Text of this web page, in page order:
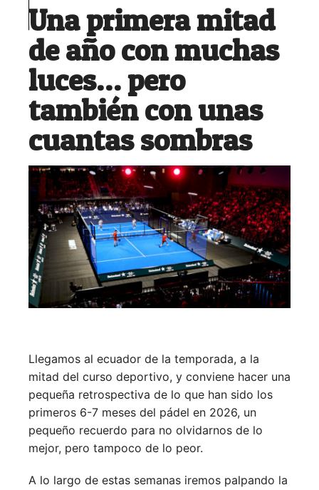
Una primera mitad
de año con muchas
luces… pero
también con unas
cuantas sombras
Llegamos al ecuador de la temporada, a la
mitad del curso deportivo, y conviene hacer una
pequeña retrospectiva de lo que han sido los
primeros 6-7 meses del pádel en 2026, un
pequeño recuerdo para no olvidarnos de lo
mejor, pero tampoco de lo peor.
A lo largo de estas semanas iremos palpando la